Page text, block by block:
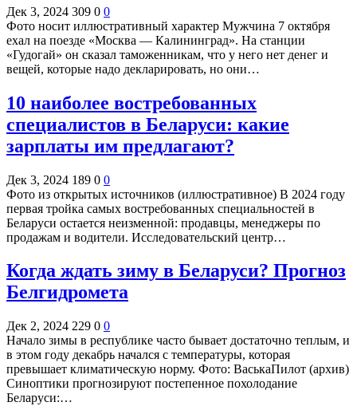
Дек 3, 2024 309 0 0
Фото носит иллюстративный характер Мужчина 7 октября
ехал на поезде «Москва — Калининград». На станции
«Гудогай» он сказал таможенникам, что у него нет денег и
вещей, которые надо декларировать, но они…
10 наиболее востребованных
специалистов в Беларуси: какие
зарплаты им предлагают?
Дек 3, 2024 189 0 0
Фото из открытых источников (иллюстративное) В 2024 году
первая тройка самых востребованных специальностей в
Беларуси остается неизменной: продавцы, менеджеры по
продажам и водители. Исследовательский центр…
Когда ждать зиму в Беларуси? Прогноз
Белгидромета
Дек 2, 2024 229 0 0
Начало зимы в республике часто бывает достаточно теплым, и
в этом году декабрь начался с температуры, которая
превышает климатическую норму. Фото: ВаськаПилот (архив)
Синоптики прогнозируют постепенное похолодание
Беларуси:…